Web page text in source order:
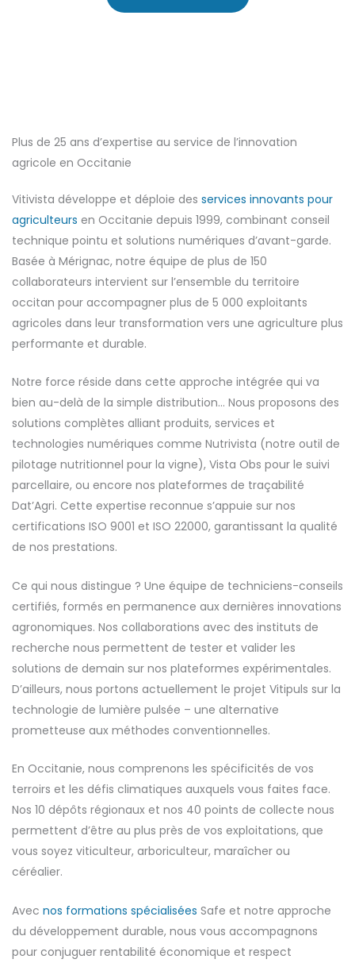
Plus de 25 ans d’expertise au service de l’innovation
agricole en Occitanie
Vitivista développe et déploie des services innovants pour
agriculteurs en Occitanie depuis 1999, combinant conseil
technique pointu et solutions numériques d’avant-garde.
Basée à Mérignac, notre équipe de plus de 150
collaborateurs intervient sur l’ensemble du territoire
occitan pour accompagner plus de 5 000 exploitants
agricoles dans leur transformation vers une agriculture plus
performante et durable.
Notre force réside dans cette approche intégrée qui va
bien au-delà de la simple distribution… Nous proposons des
solutions complètes alliant produits, services et
technologies numériques comme Nutrivista (notre outil de
pilotage nutritionnel pour la vigne), Vista Obs pour le suivi
parcellaire, ou encore nos plateformes de traçabilité
Dat’Agri. Cette expertise reconnue s’appuie sur nos
certifications ISO 9001 et ISO 22000, garantissant la qualité
de nos prestations.
Ce qui nous distingue ? Une équipe de techniciens-conseils
certifiés, formés en permanence aux dernières innovations
agronomiques. Nos collaborations avec des instituts de
recherche nous permettent de tester et valider les
solutions de demain sur nos plateformes expérimentales.
D’ailleurs, nous portons actuellement le projet Vitipuls sur la
technologie de lumière pulsée – une alternative
prometteuse aux méthodes conventionnelles.
En Occitanie, nous comprenons les spécificités de vos
terroirs et les défis climatiques auxquels vous faites face.
Nos 10 dépôts régionaux et nos 40 points de collecte nous
permettent d’être au plus près de vos exploitations, que
vous soyez viticulteur, arboriculteur, maraîcher ou
céréalier.
Avec nos formations spécialisées Safe et notre approche
du développement durable, nous vous accompagnons
pour conjuguer rentabilité économique et respect